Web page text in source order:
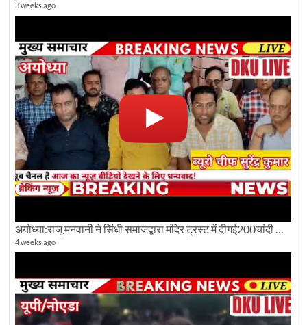
3 weeks ago
अयोध्या:राजू मनवानी ने सिंधी समाजद्वारा मंदिर ट्रस्ट में दीगई200चांदी की ईंटों पर सवाल का किया विरोध
4 weeks ago